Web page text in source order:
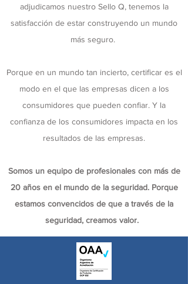
adjudicamos nuestro Sello Q, tenemos la
satisfacción de estar construyendo un mundo
más seguro.
Porque en un mundo tan incierto, certificar es el
modo en el que las empresas dicen a los
consumidores que pueden confiar. Y la
confianza de los consumidores impacta en los
resultados de las empresas.
Somos un equipo de profesionales con más de
20 años en el mundo de la seguridad. Porque
estamos convencidos de que a través de la
seguridad, creamos valor.